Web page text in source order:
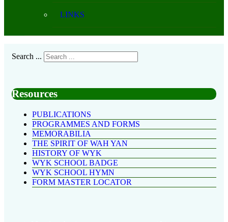
LINKS
Search ...
Resources
PUBLICATIONS
PROGRAMMES AND FORMS
MEMORABILIA
THE SPIRIT OF WAH YAN
HISTORY OF WYK
WYK SCHOOL BADGE
WYK SCHOOL HYMN
FORM MASTER LOCATOR